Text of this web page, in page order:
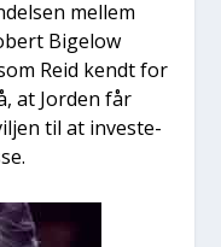
mel­lem
Bige­low
Reid kendt for
at Jor­den får
til at inve­ste­